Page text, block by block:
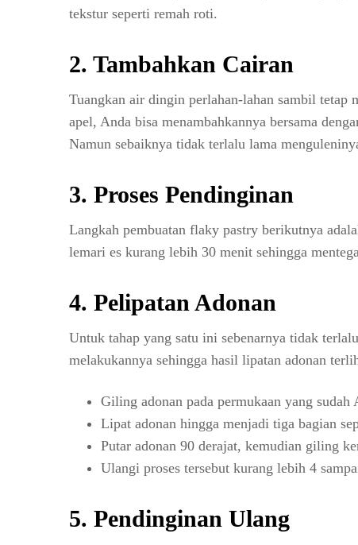
tekstur seperti remah roti.
2. Tambahkan Cairan
Tuangkan air dingin perlahan-lahan sambil tetap
apel, Anda bisa menambahkannya bersama
Namun sebaiknya tidak terlalu lama
3. Proses Pendinginan
Langkah pembuatan flaky pastry berikutnya
lemari es kurang lebih 30 menit sehingga
4. Pelipatan Adonan
Untuk tahap yang satu ini sebenarnya tidak
melakukannya sehingga hasil lipatan adonan
Giling adonan pada permukaan yang
Lipat adonan hingga menjadi tiga bagian
Putar adonan 90 derajat, kemudian giling
Ulangi proses tersebut kurang lebih 4
5. Pendinginan Ulang